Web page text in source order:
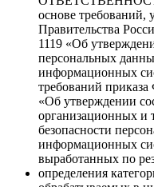
основе требований,
Правительства
1119 «Об
персональных
информационных
требований
«Об утверждении
организационных и
безопасности
информационных
выработанных по
определения